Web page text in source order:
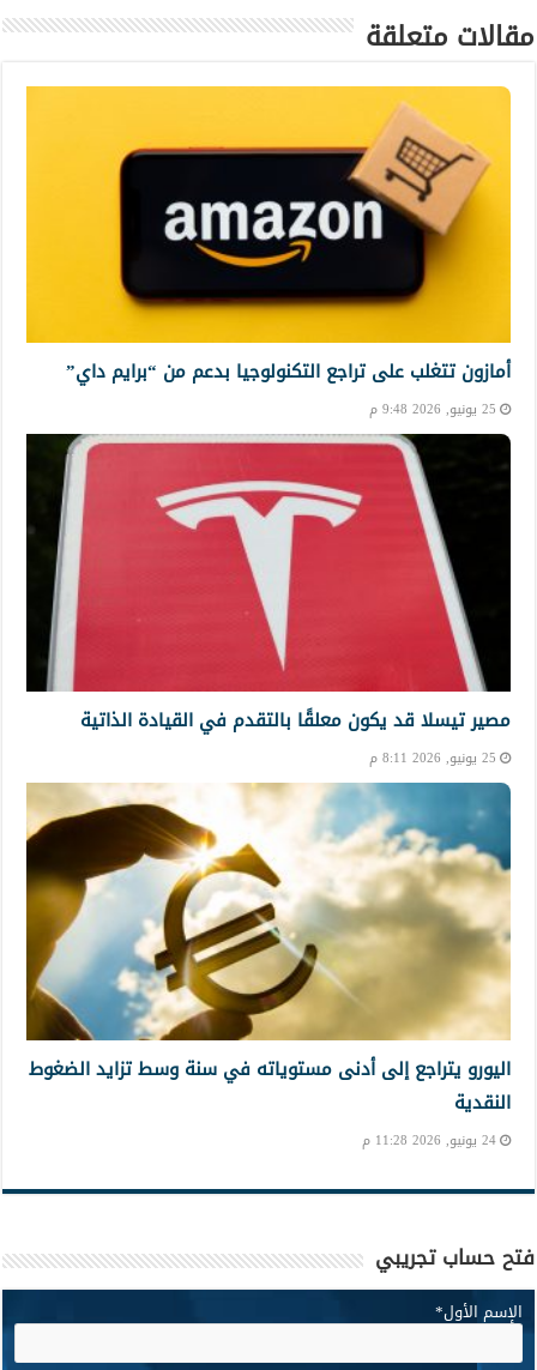
مقالات متعلقة
أمازون تتغلب على تراجع التكنولوجيا بدعم من “برايم داي”
25 يونيو, 2026 9:48 م
مصير تيسلا قد يكون معلقًا بالتقدم في القيادة الذاتية
25 يونيو, 2026 8:11 م
اليورو يتراجع إلى أدنى مستوياته في سنة وسط تزايد الضغوط
النقدية
24 يونيو, 2026 11:28 م
فتح حساب تجريبي
الإسم الأول*